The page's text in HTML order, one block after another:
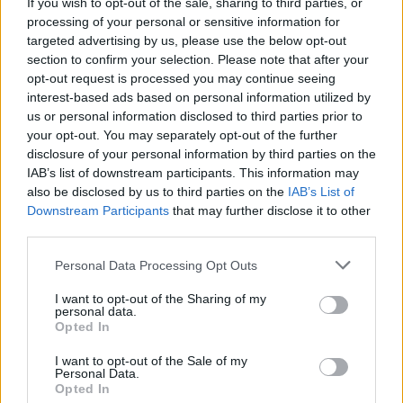
processing of your personal or sensitive information for
targeted advertising by us, please use the below opt-out
section to confirm your selection. Please note that after your
opt-out request is processed you may continue seeing
interest-based ads based on personal information utilized by
us or personal information disclosed to third parties prior to
your opt-out. You may separately opt-out of the further
disclosure of your personal information by third parties on the
IAB’s list of downstream participants. This information may
also be disclosed by us to third parties on the IAB’s List of
Downstream Participants that may further disclose it to other
Personal Data Processing Opt Outs
I want to opt-out of the Sharing of my
personal data.
Opted In
I want to opt-out of the Sale of my
Personal Data.
Opted In
ΔΕΙΤΕ ΕΠΙΣΗΣ
ΣΤΗΝ ΙΔΙΑ ΚΑΤΗΓΟΡΙΑ
Η Τατιάνα Στεφανίδου φόρεσε
μπικίνι και εντυπωσίασε με το
κορμί της στα καταγάλανα νερά
ΣΉΜΕΡΑ